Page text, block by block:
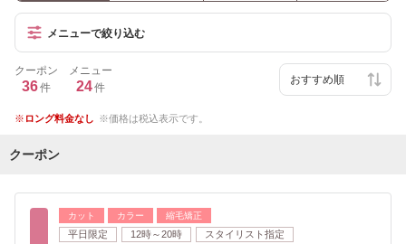
メニューで絞り込む
クーポン
36件
メニュー
24件
ロング料金なし 価格は税込表示です。
クーポン
カット カラー 縮毛矯正
平日限定 12時～20時 スタイリスト指定